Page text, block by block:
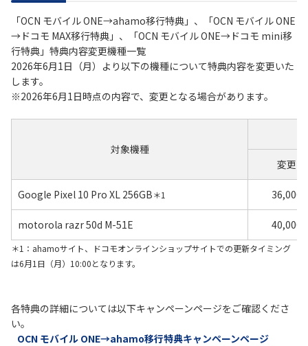
お問い合わせ
履歴・お気に入り
NTTドコモビジネスのお客さ
まはこちら
OCN サービス一覧
「OCN モバイル ONE→ahamo移行特典」、「OCN モバイル ONE
→ドコモ MAX移行特典」、「OCN モバイル ONE→ドコモ mini移
行特典」特典内容変更機種一覧
2026年6月1日（月）より以下の機種について特典内容を変更いた
します。
※2026年6月1日時点の内容で、変更となる場合があります。
対象機種
変更前
Google Pixel 10 Pro XL 256GB＊1
motorola razr 50d M-51E
＊1：ahamoサイト、ドコモオンラインショップサイトでの更新タイミング
は6月1日（月）10:00となります。
各特典の詳細については以下キャンペーンページをご確認くださ
い。
OCN モバイル ONE→ahamo移行特典キャンペーンページ